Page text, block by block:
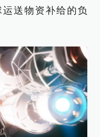
送物资补给的负